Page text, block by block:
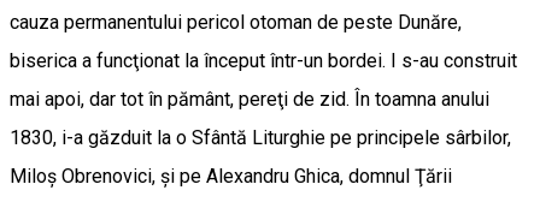
cauza permanentului pericol otoman de peste Dunăre,
biserica a funcţionat la început într-un bordei. I s-au construit
mai apoi, dar tot în pământ, pereţi de zid. În toamna anului
1830, i-a găzduit la o Sfântă Liturghie pe principele sârbilor,
Miloş Obrenovici, şi pe Alexandru Ghica, domnul Ţării